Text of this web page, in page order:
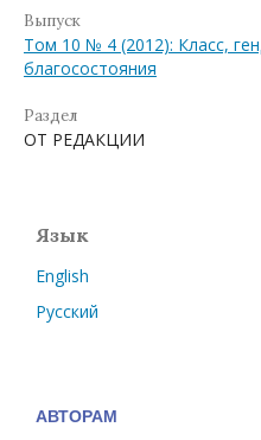
Выпуск
Том 10 № 4 (2012): Класс,
благосостояния
Раздел
ОТ РЕДАКЦИИ
Язык
English
Русский
АВТОРАМ